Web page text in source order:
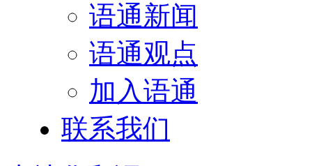
语通新闻
语通观点
加入语通
联系我们